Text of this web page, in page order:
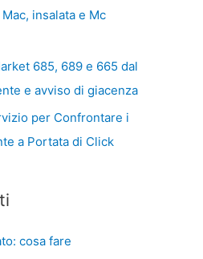
insalata e Mc
685, 689 e 665 dal
e avviso di giacenza
per Confrontare i
a Portata di Click
cosa fare